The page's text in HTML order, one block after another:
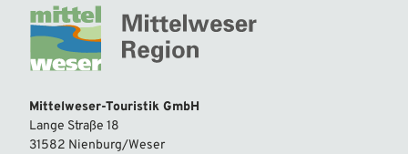
Mittelweser-Touristik GmbH
Lange Straße 18
31582 Nienburg/Weser